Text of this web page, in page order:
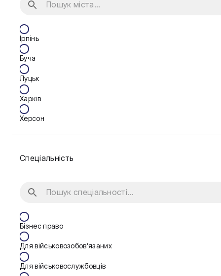
Ірпінь
Буча
Луцьк
Харків
Херсон
Житомир
Львів
Спеціальність
Бізнес право
Для військовозобов’язаних
Для військовослужбовців